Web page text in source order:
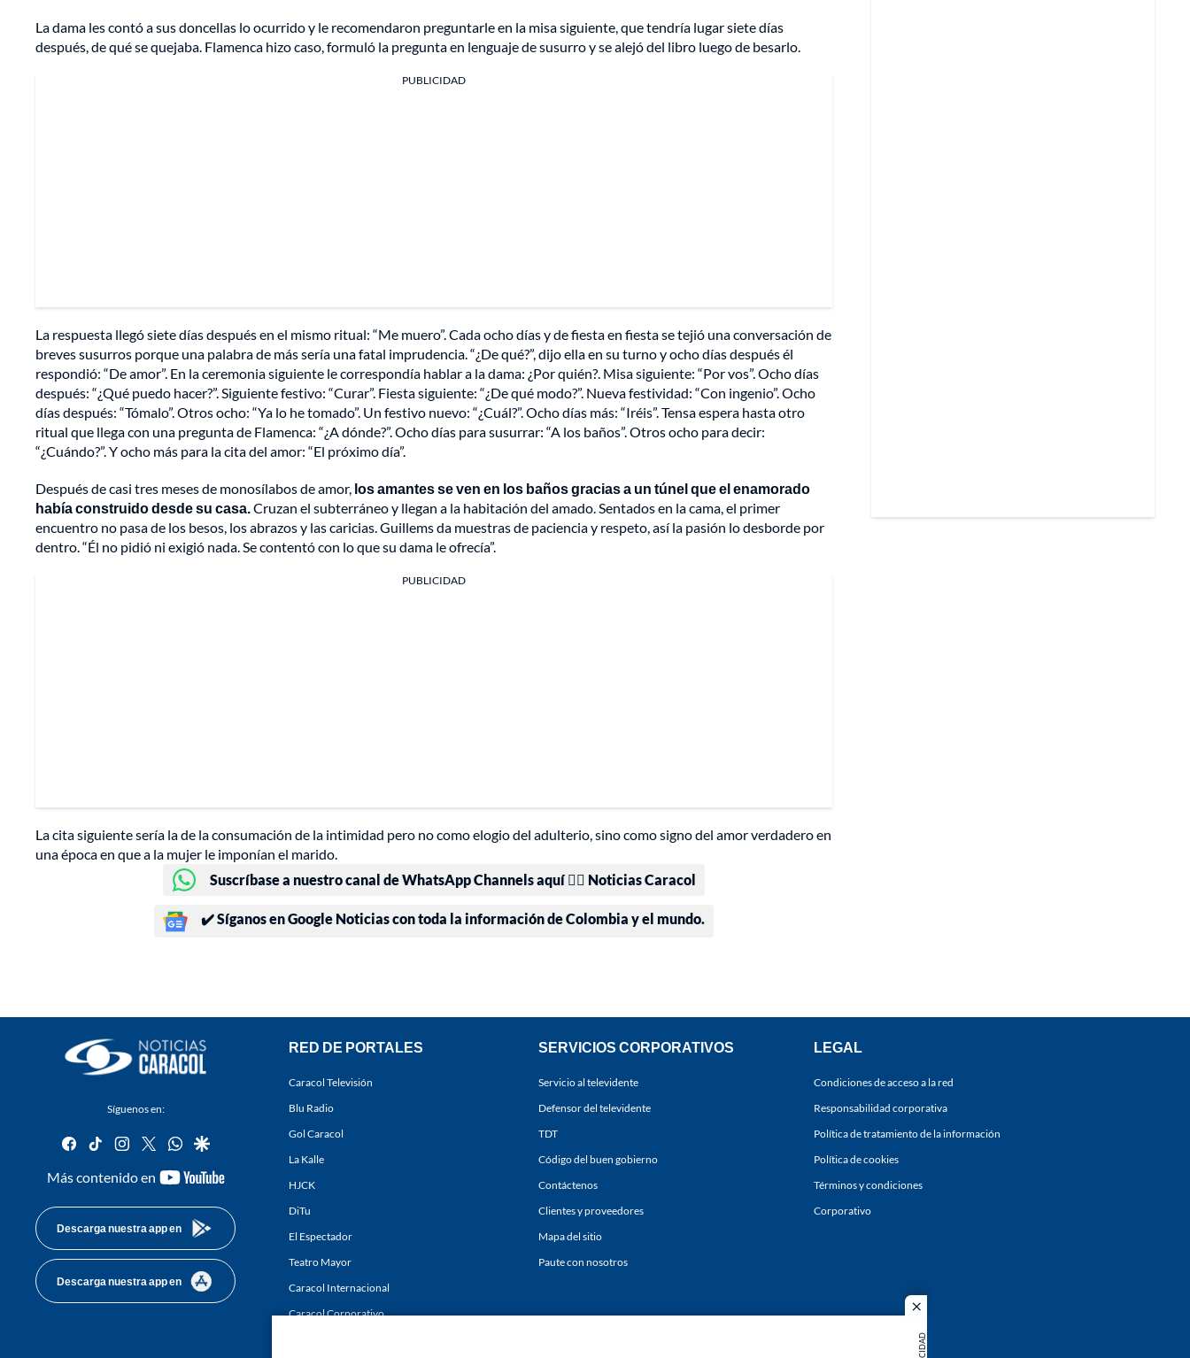
close
La dama les contó a sus doncellas lo ocurrido y le recomendaron preguntarle en la misa siguiente, que tendría lugar siete días
después, de qué se quejaba. Flamenca hizo caso, formuló la pregunta en lenguaje de susurro y se alejó del libro luego de besarlo.
PUBLICIDAD
La respuesta llegó siete días después en el mismo ritual: “Me muero”. Cada ocho días y de fiesta en fiesta se tejió una conversación de
breves susurros porque una palabra de más sería una fatal imprudencia. “¿De qué?”, dijo ella en su turno y ocho días después él
respondió: “De amor”. En la ceremonia siguiente le correspondía hablar a la dama: ¿Por quién?. Misa siguiente: “Por vos”. Ocho días
después: “¿Qué puedo hacer?”. Siguiente festivo: “Curar”. Fiesta siguiente: “¿De qué modo?”. Nueva festividad: “Con ingenio”. Ocho
días después: “Tómalo”. Otros ocho: “Ya lo he tomado”. Un festivo nuevo: “¿Cuál?”. Ocho días más: “Iréis”. Tensa espera hasta otro
ritual que llega con una pregunta de Flamenca: “¿A dónde?”. Ocho días para susurrar: “A los baños”. Otros ocho para decir:
“¿Cuándo?”. Y ocho más para la cita del amor: “El próximo día”.
Después de casi tres meses de monosílabos de amor, los amantes se ven en los baños gracias a un túnel que el enamorado
había construido desde su casa.Cruzan el subterráneo y llegan a la habitación del amado. Sentados en la cama, el primer
encuentro no pasa de los besos, los abrazos y las caricias. Guillems da muestras de paciencia y respeto, así la pasión lo desborde por
dentro. “Él no pidió ni exigió nada. Se contentó con lo que su dama le ofrecía”.
PUBLICIDAD
La cita siguiente sería la de la consumación de la intimidad pero no como elogio del adulterio, sino como signo del amor verdadero en
una época en que a la mujer le imponían el marido.
Suscríbase a nuestro canal de WhatsApp Channels aquí 👉🏻 Noticias Caracol
✔️ Síganos en Google Noticias con toda la información de Colombia y el mundo.
Síguenos en:
facebook
tiktok instagram
twitterwhatsapp
google
Más contenido en
youtube-
Descarga nuestra app en
Descarga nuestra app en
RED DE PORTALES
Caracol Televisión
Blu Radio
Gol Caracol
La Kalle
HJCK
DiTu
El Espectador
Teatro Mayor
Caracol Internacional
Caracol Corporativo
SERVICIOS CORPORATIVOS
Servicio al televidente
Defensor del televidente
TDT
Código del buen gobierno
Contáctenos
Clientes y proveedores
Mapa del sitio
Paute con nosotros
LEGAL
Condiciones de acceso a la red
Responsabilidad corporativa
Política de tratamiento de la información
Política de cookies
Términos y condiciones
Corporativo